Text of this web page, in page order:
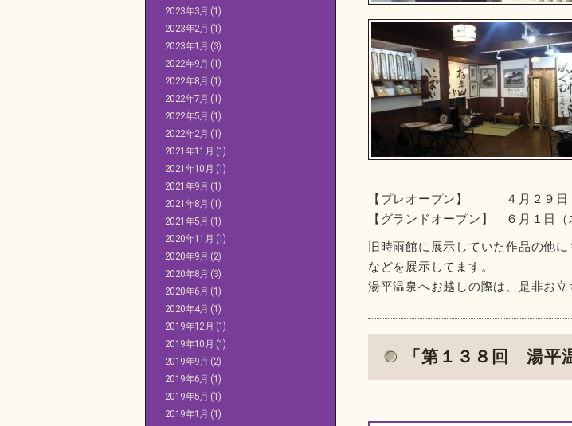
2023年3月 (1)
2023年2月 (1)
2023年1月 (3)
2022年9月 (1)
2022年8月 (1)
2022年7月 (1)
2022年5月 (1)
2022年2月 (1)
2021年11月 (1)
2021年10月 (1)
2021年9月 (1)
2021年8月 (1)
2021年5月 (1)
2020年11月 (1)
2020年9月 (2)
2020年8月 (3)
2020年6月 (1)
2020年4月 (1)
2019年12月 (1)
2019年10月 (1)
2019年9月 (2)
2019年6月 (1)
2019年5月 (1)
2019年1月 (1)
【プレオープン】 ４月２９日（
【グランドオープン】 ６月１日（
旧時雨館に展示していた作品の他
などを展示してます。
湯平温泉へお越しの際は、是非お
「第１３８回 湯平